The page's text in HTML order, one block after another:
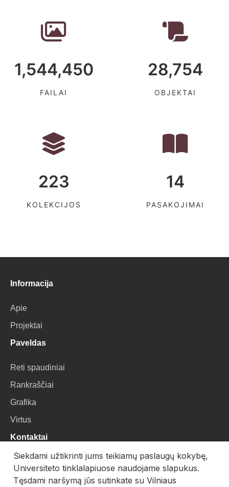
1,544,450
FAILAI
28,754
OBJEKTAI
223
KOLEKCIJOS
14
PASAKOJIMAI
Informacija
Apie
Projektai
Paveldas
Reti spaudiniai
Rankraščiai
Grafika
Virtus
Kontaktai
VU Biblioteka
Universiteto g. 3, LT-01122, Vilnius
Siekdami užtikrinti jums teikiamų paslaugų kokybę,
Universiteto tinklalapiuose naudojame slapukus.
Tęsdami naršymą jūs sutinkate su Vilniaus